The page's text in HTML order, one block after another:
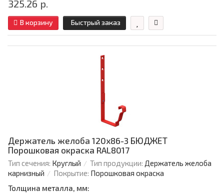
325.26 р.
В корзину Быстрый заказ
Держатель желоба 120х86-3 БЮДЖЕТ
Порошковая окраска RAL8017
Тип сечения: Круглый Тип продукции: Держатель желоба
карнизный
Покрытие: Порошковая окраска
Толщина металла, мм: